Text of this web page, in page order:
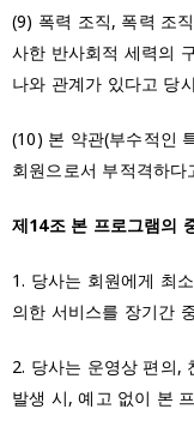
(9) 폭력 조직, 폭력 조
사한 반사회적 세력의
나와 관계가 있다고 당
(10) 본 약관(부수적인
회원으로서 부적격하
제14조 본 프로그램의
1. 당사는 회원에게 최
의한 서비스를 장기간
2. 당사는 운영상 편의,
발생 시, 예고 없이 본